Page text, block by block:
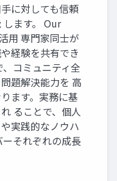
に対しても信頼
します。 Our
用 専門家同士が
経験を共有でき
コミュニティ全
題解決能力を 高
ます。実務に基
ることで、個人
実践的なノウハ
それぞれの成長